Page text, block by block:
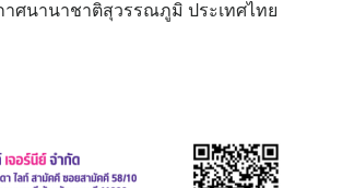
นานาชาติสุวรรณภูมิ ประเทศไทย